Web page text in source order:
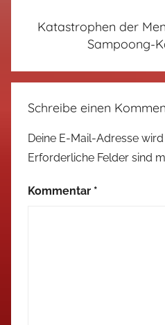
Katastrophen der
Sampoong-
Schreibe einen
Deine E-Mail-Adresse
Erforderliche Felder sind
Kommentar *